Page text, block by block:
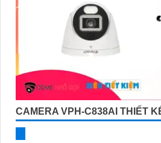
CAMERA VPH-C838AI THIẾT